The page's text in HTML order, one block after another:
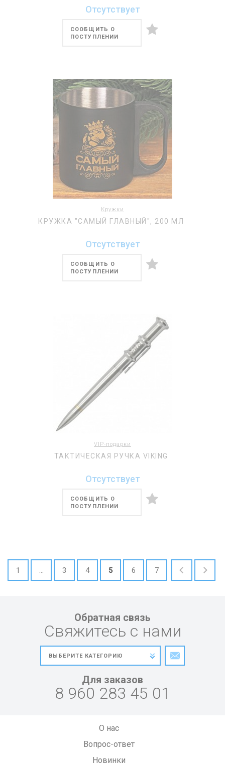
Отсутствует
СООБЩИТЬ О
ПОСТУПЛЕНИИ
Кружки
КРУЖКА "САМЫЙ ГЛАВНЫЙ", 200 МЛ
Отсутствует
СООБЩИТЬ О
ПОСТУПЛЕНИИ
VIP-подарки
ТАКТИЧЕСКАЯ РУЧКА VIKING
Отсутствует
СООБЩИТЬ О
ПОСТУПЛЕНИИ
1 ... 3 4 5 6 7
Обратная связь
Свяжитесь с нами
Для заказов
8 960 283 45 01
О нас
Вопрос-ответ
Новинки